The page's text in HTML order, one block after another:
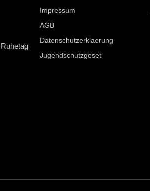
Impressum
AGB
Datenschutzerklaerung
Jugendschutzgeset